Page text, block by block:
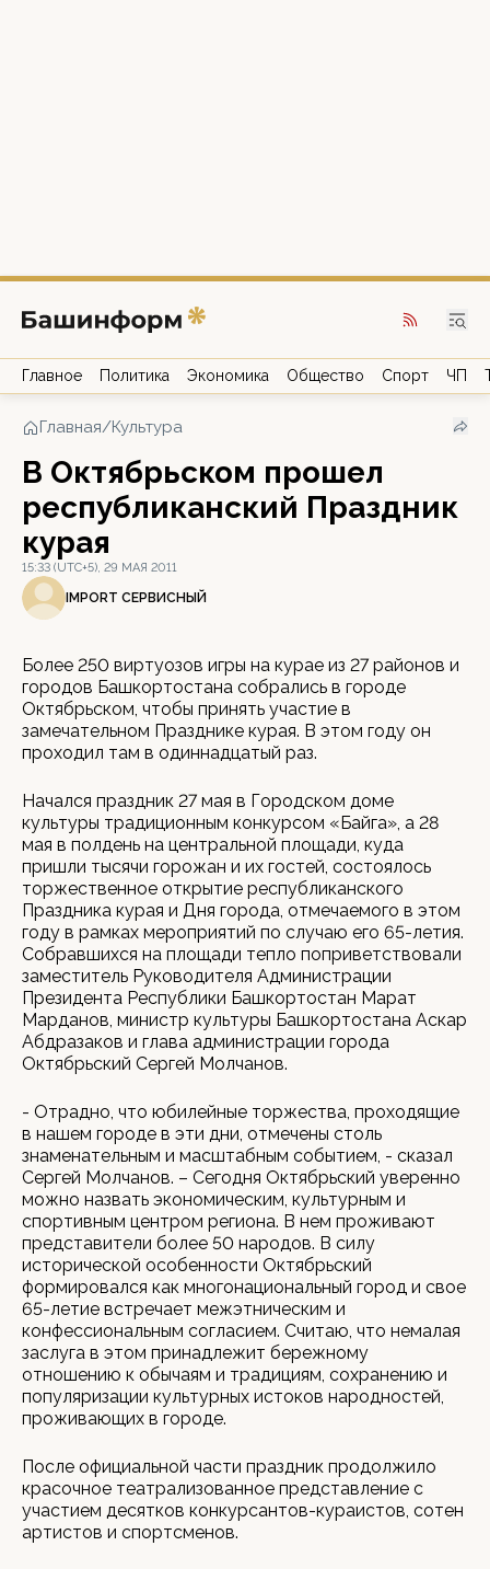
Главное Политика Экономика Общество Спорт ЧП
Главная/Культура
В Октябрьском прошел
республиканский Праздник
курая
15:33 (UTC+5), 29 МАЯ 2011
IMPORT СЕРВИСНЫЙ
Более 250 виртуозов игры на курае из 27 районов и
городов Башкортостана собрались в городе
Октябрьском, чтобы принять участие в
замечательном Празднике курая. В этом году он
проходил там в одиннадцатый раз.
Начался праздник 27 мая в Городском доме
культуры традиционным конкурсом «Байга», а 28
мая в полдень на центральной площади, куда
пришли тысячи горожан и их гостей, состоялось
торжественное открытие республиканского
Праздника курая и Дня города, отмечаемого в этом
году в рамках мероприятий по случаю его 65-летия.
Собравшихся на площади тепло поприветствовали
заместитель Руководителя Администрации
Президента Республики Башкортостан Марат
Марданов, министр культуры Башкортостана Аскар
Абдразаков и глава администрации города
Октябрьский Сергей Молчанов.
- Отрадно, что юбилейные торжества, проходящие
в нашем городе в эти дни, отмечены столь
знаменательным и масштабным событием, - сказал
Сергей Молчанов. – Сегодня Октябрьский уверенно
можно назвать экономическим, культурным и
спортивным центром региона. В нем проживают
представители более 50 народов. В силу
исторической особенности Октябрьский
формировался как многонациональный город и свое
65-летие встречает межэтническим и
конфессиональным согласием. Считаю, что немалая
заслуга в этом принадлежит бережному
отношению к обычаям и традициям, сохранению и
популяризации культурных истоков народностей,
проживающих в городе.
После официальной части праздник продолжило
красочное театрализованное представление с
участием десятков конкурсантов-кураистов, сотен
артистов и спортсменов.